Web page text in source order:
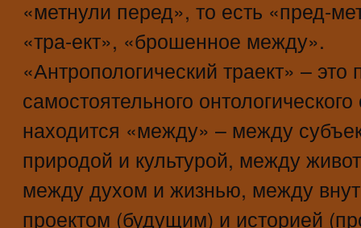
«метнули перед», то есть «пред-
«тра-ект», «брошенное между».
«Антропологический траект» – это
самостоятельного
находится «между» – между
природой и культурой, между
между духом и жизнью, между
проектом (будущим) и историей